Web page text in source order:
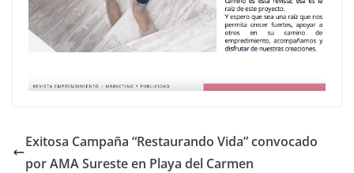
Exitosa Campaña “Restaurando Vida” convocado
por AMA Sureste en Playa del Carmen